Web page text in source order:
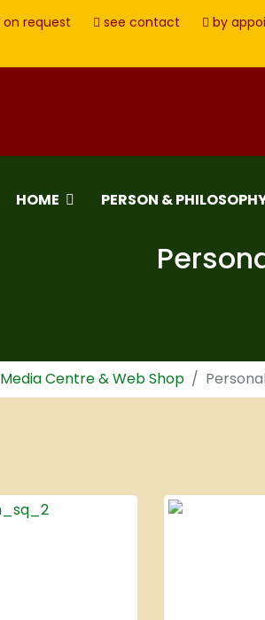
on request see contact by
HOME PERSON &
Media Centre & Web Shop